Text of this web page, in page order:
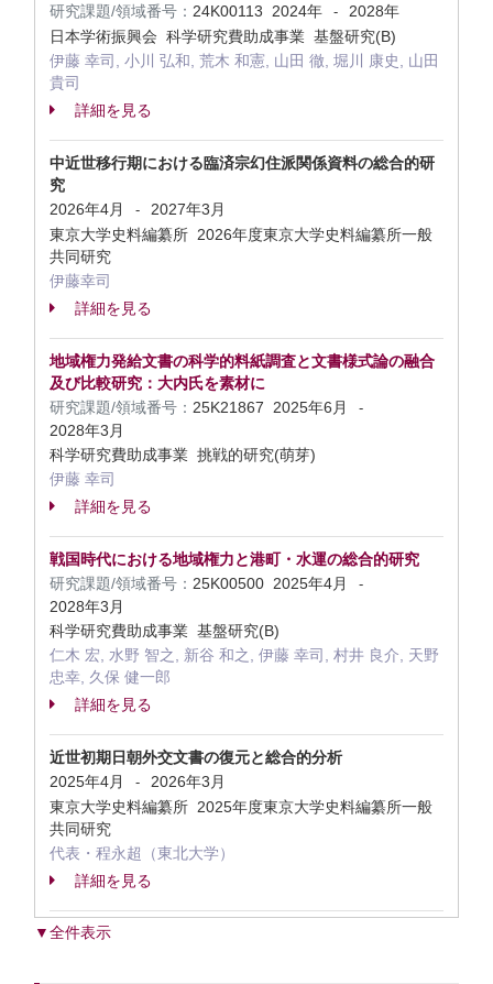
研究課題/領域番号： 24K00113 2024年 -
2028年
日本学術振興会 科学研究費助成事業 基盤研究(B)
伊藤 幸司, 小川 弘和, 荒木 和憲, 山田 徹, 堀川 康史, 山田
貴司
詳細を見る
中近世移行期における臨済宗幻住派関係資料の総合的研
究
2026年4月
-
2027年3月
東京大学史料編纂所 2026年度東京大学史料編纂所一般
共同研究
伊藤幸司
詳細を見る
地域権力発給文書の科学的料紙調査と文書様式論の融合
及び比較研究：大内氏を素材に
研究課題/領域番号： 25K21867 2025年6月 -
2028年3月
科学研究費助成事業 挑戦的研究(萌芽)
伊藤 幸司
詳細を見る
戦国時代における地域権力と港町・水運の総合的研究
研究課題/領域番号： 25K00500 2025年4月 -
2028年3月
科学研究費助成事業 基盤研究(B)
仁木 宏, 水野 智之, 新谷 和之, 伊藤 幸司, 村井 良介, 天野
忠幸, 久保 健一郎
詳細を見る
近世初期日朝外交文書の復元と総合的分析
2025年4月
-
2026年3月
東京大学史料編纂所 2025年度東京大学史料編纂所一般
共同研究
代表・程永超（東北大学）
詳細を見る
▼全件表示